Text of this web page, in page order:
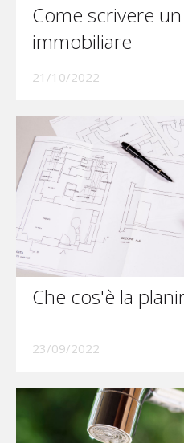
Come scrivere
immobiliare
21/10/2022
Che cos'è la
23/09/2022